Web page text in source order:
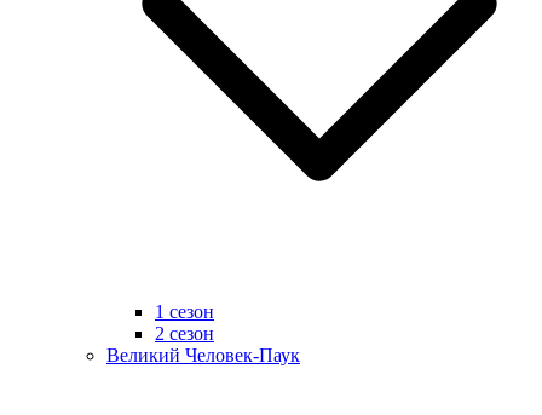
1 сезон
2 сезон
Великий Человек-Паук